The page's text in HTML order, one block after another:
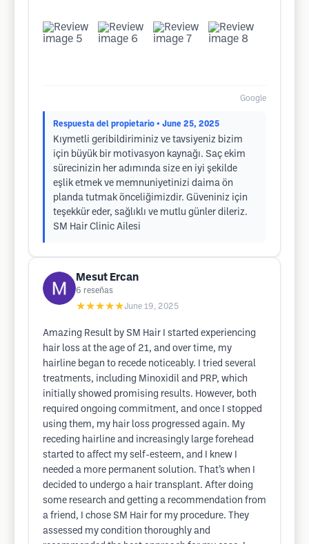
Google
Respuesta del propietario • June 25, 2025
Kıymetli geribildiriminiz ve tavsiyeniz bizim
için büyük bir motivasyon kaynağı. Saç ekim
sürecinizin her adımında size en iyi şekilde
eşlik etmek ve memnuniyetinizi daima ön
planda tutmak önceliğimizdir. Güveniniz için
teşekkür eder, sağlıklı ve mutlu günler dileriz.
SM Hair Clinic Ailesi
Mesut Ercan
6 reseñas
★★★★★June 19, 2025
Amazing Result by SM Hair I started experiencing
hair loss at the age of 21, and over time, my
hairline began to recede noticeably. I tried several
treatments, including Minoxidil and PRP, which
initially showed promising results. However, both
required ongoing commitment, and once I stopped
using them, my hair loss progressed again. My
receding hairline and increasingly large forehead
started to affect my self-esteem, and I knew I
needed a more permanent solution. That’s when I
decided to undergo a hair transplant. After doing
some research and getting a recommendation from
a friend, I chose SM Hair for my procedure. They
assessed my condition thoroughly and